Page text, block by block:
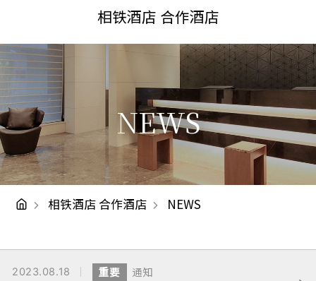
相铁酒店 合作酒店
NEWS
相铁酒店 合作酒店 NEWS
2023.08.18 重要 通知